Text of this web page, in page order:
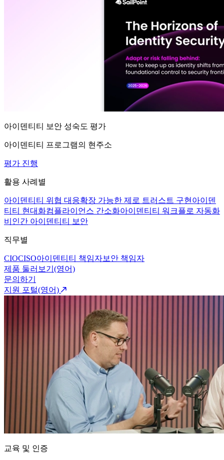
아이덴티티 보안 성숙도 평가
아이덴티티 프로그램의 현주소
평가 진행
활용 사례별
아이덴티티 위협 대응확장 가능한 제로 트러스트 구현 아이덴
티티 현대화컴플라이언스 간소화아이덴티티 워크플로 자동화
비인간 아이덴티티 보안
직무별
CIOCISO아이덴티티 책임자보안 책임자
제품 둘러보기(영어)
문의하기
지원 포털(영어)
교육 및 인증